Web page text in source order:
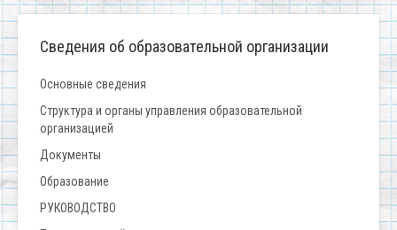
Сведения об образовательной организации
Основные сведения
Структура и органы управления образовательной
организацией
Документы
Образование
РУКОВОДСТВО